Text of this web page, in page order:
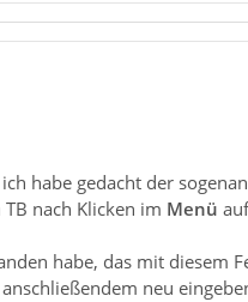
habe gedacht der
nach Klicken im Menü
habe, das mit diesem
neu